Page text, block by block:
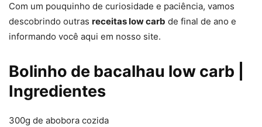
Com um pouquinho de curiosidade e paciência, vamos
descobrindo outras receitas low carb de final de ano e
informando você aqui em nosso site.
Bolinho de bacalhau low carb |
Ingredientes
300g de abobora cozida